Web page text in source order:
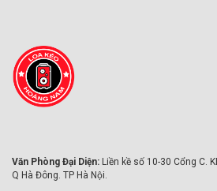
Văn Phòng Đại Diện: Liền kề số 10-30 Cổng C.
Q Hà Đông. TP Hà Nội.